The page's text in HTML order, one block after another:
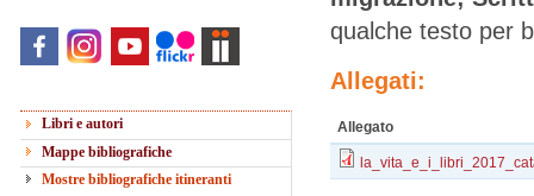
Libri e autori
Mappe bibliografiche
Mostre bibliografiche itineranti
qualche testo per
Allegati:
Allegato